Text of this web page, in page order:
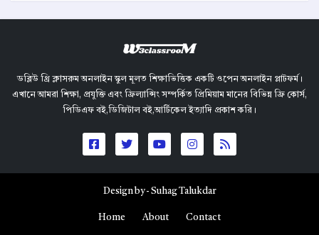
ডব্লিউ থ্রি ক্লাসরুম অনলাইন স্কুল মূলত শিক্ষাভিত্তিক একটি ওপেন অনলাইন প্লাটফর্ম।
এখানে আমরা শিক্ষা, প্রযুক্তি এবং ফ্রিল্যান্সিং সম্পর্কিত প্রিমিয়াম মানের বিভিন্ন ফ্রি কোর্স,
পিডিএফ বই,ডিজিটাল বই,আর্টিকেল ইত্যাদি প্রকাশ করি।
Design by - Suhag Talukdar
Home About Contact